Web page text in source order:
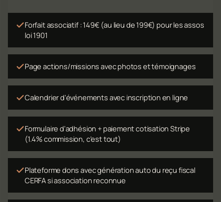
Forfait associatif : 149€ (au lieu de 199€) pour les assos
loi 1901
Page actions/missions avec photos et témoignages
Calendrier d'événements avec inscription en ligne
Formulaire d'adhésion + paiement cotisation Stripe
(1.4% commission, c'est tout)
Plateforme dons avec génération auto du reçu fiscal
CERFA si association reconnue